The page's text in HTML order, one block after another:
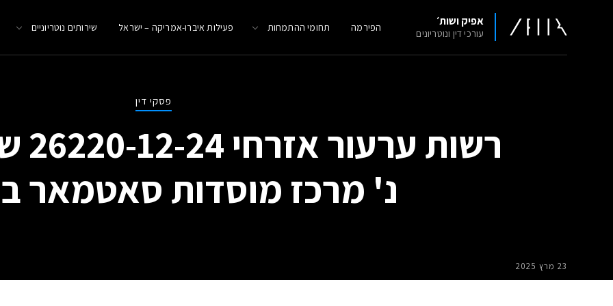
אפיק ושות׳
עורכי דין ונוטריונים הפירמה תחומי ההתמחות פעילות איברו-אמריקה – ישראל שירותים נוטריוניים
פסקי דין
נ' מרכז מוסדות סאטמאר
23 מרץ 2025